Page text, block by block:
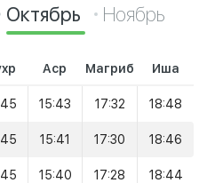
Октябрь Ноябрь
Аср Магриб Иша
15:43 17:32 18:48
15:41 17:30 18:46
15:40 17:28 18:44